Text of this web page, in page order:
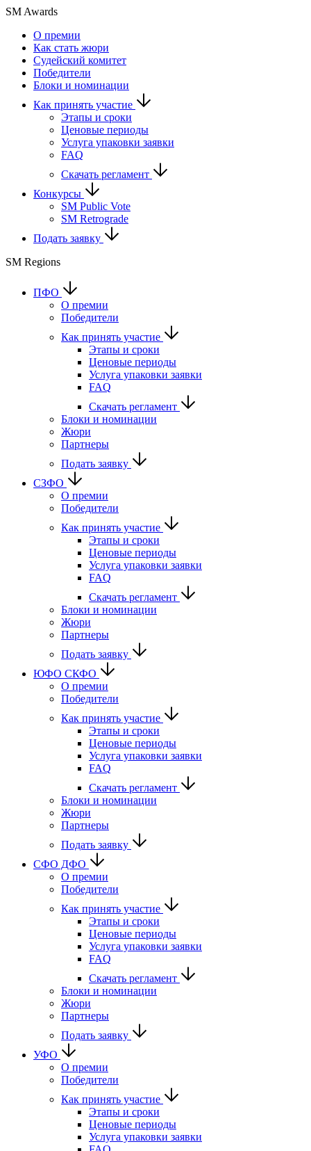
SM Awards
О премии
Как стать жюри
Судейский комитет
Победители
Блоки и номинации
Как принять участие
Этапы и сроки
Ценовые периоды
Услуга упаковки заявки
FAQ
Скачать регламент
Конкурсы
SM Public Vote
SM Retrograde
Подать заявку
SM Regions
ПФО
О премии
Победители
Как принять участие
Этапы и сроки
Ценовые периоды
Услуга упаковки заявки
FAQ
Скачать регламент
Блоки и номинации
Жюри
Партнеры
Подать заявку
СЗФО
О премии
Победители
Как принять участие
Этапы и сроки
Ценовые периоды
Услуга упаковки заявки
FAQ
Скачать регламент
Блоки и номинации
Жюри
Партнеры
Подать заявку
ЮФО СКФО
О премии
Победители
Как принять участие
Этапы и сроки
Ценовые периоды
Услуга упаковки заявки
FAQ
Скачать регламент
Блоки и номинации
Жюри
Партнеры
Подать заявку
CФО ДФО
О премии
Победители
Как принять участие
Этапы и сроки
Ценовые периоды
Услуга упаковки заявки
FAQ
Скачать регламент
Блоки и номинации
Жюри
Партнеры
Подать заявку
УФО
О премии
Победители
Как принять участие
Этапы и сроки
Ценовые периоды
Услуга упаковки заявки